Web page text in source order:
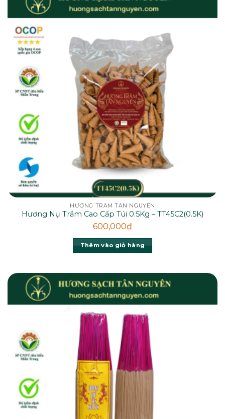
HƯƠNG TRẦM TÂN NGUYÊN
Hương Nụ Trầm Cao Cấp Túi 0.5Kg – TT45C2(0.5K)
600,000₫
Thêm vào giỏ hàng